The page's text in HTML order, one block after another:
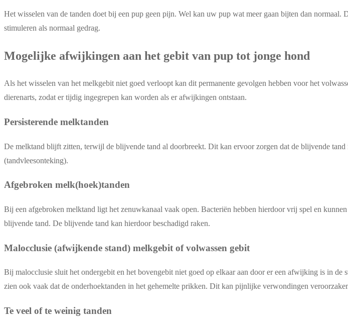
Het wisselen van de tanden doet bij een pup geen pijn. Wel kan uw pup wat meer gaan bijten dan
stimuleren als normaal gedrag.
Mogelijke afwijkingen aan het gebit van pup tot jonge hond
Als het wisselen van het melkgebit niet goed verloopt kan dit permanente gevolgen hebben voor het
dierenarts, zodat er tijdig ingegrepen kan worden als er afwijkingen ontstaan.
Persisterende melktanden
De melktand blijft zitten, terwijl de blijvende tand al doorbreekt. Dit kan ervoor zorgen dat de blijvende
(tandvleesonteking).
Afgebroken melk(hoek)tanden
Bij een afgebroken melktand ligt het zenuwkanaal vaak open. Bacteriën hebben hierdoor vrij spel en
blijvende tand. De blijvende tand kan hierdoor beschadigd raken.
Malocclusie (afwijkende stand) melkgebit of volwassen gebit
Bij malocclusie sluit het ondergebit en het bovengebit niet goed op elkaar aan door er een afwijking is in
zien ook vaak dat de onderhoektanden in het gehemelte prikken. Dit kan pijnlijke verwondingen
Te veel of te weinig tanden